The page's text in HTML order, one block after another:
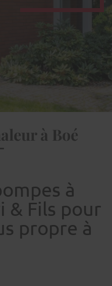
à Boé
à
& Fils pour
propre à